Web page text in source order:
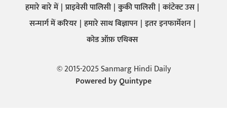
हमारे बारे में प्राइवेसी पालिसी कुकी पालिसी कांटेक्ट उस
सन्मार्ग में करियर हमारे साथ बिज्ञापन इतर इनफार्मेशन
कोड ऑफ़ एथिक्स
© 2015-2025 Sanmarg Hindi Daily
Powered byQuintype